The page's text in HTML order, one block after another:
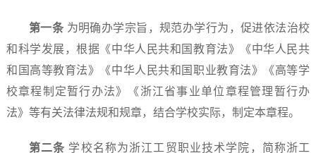
第一条 为明确办学宗旨，规范办学行为，促进依法治校
和科学发展，根据《中华人民共和国教育法》《中华人民共
和国高等教育法》《中华人民共和国职业教育法》《高等学
校章程制定暂行办法》《浙江省事业单位章程管理暂行办
法》等有关法律法规和规章，结合学校实际，制定本章程。
第二条 学校名称为浙江工贸职业技术学院，简称浙工